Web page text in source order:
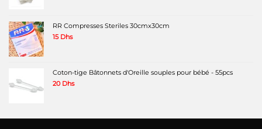
RR Compresses Steriles 30cmx30cm
15 Dhs
Coton-tige Bâtonnets d'Oreille souples pour bébé - 55pcs
20 Dhs